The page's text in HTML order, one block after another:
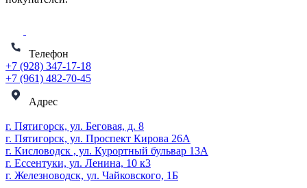
Телефон
+7 (928) 347-17-18
+7 (961) 482-70-45
Адрес
г. Пятигорск, ул. Беговая, д. 8
г. Пятигорск, ул. Проспект Кирова 26А
г. Кисловодск , ул. Курортный бульвар 13А
г. Ессентуки, ул. Ленина, 10 к3
г. Железноводск, ул. Чайковского, 1Б